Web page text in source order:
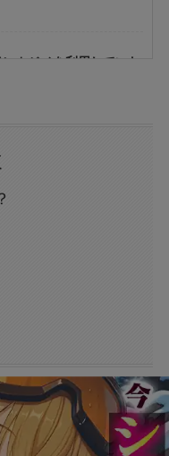
カジノを利用していた
選手に何があったの？
営方法を徹底解説
迷惑行為って、何をし
の結婚相手ってどんな
の？